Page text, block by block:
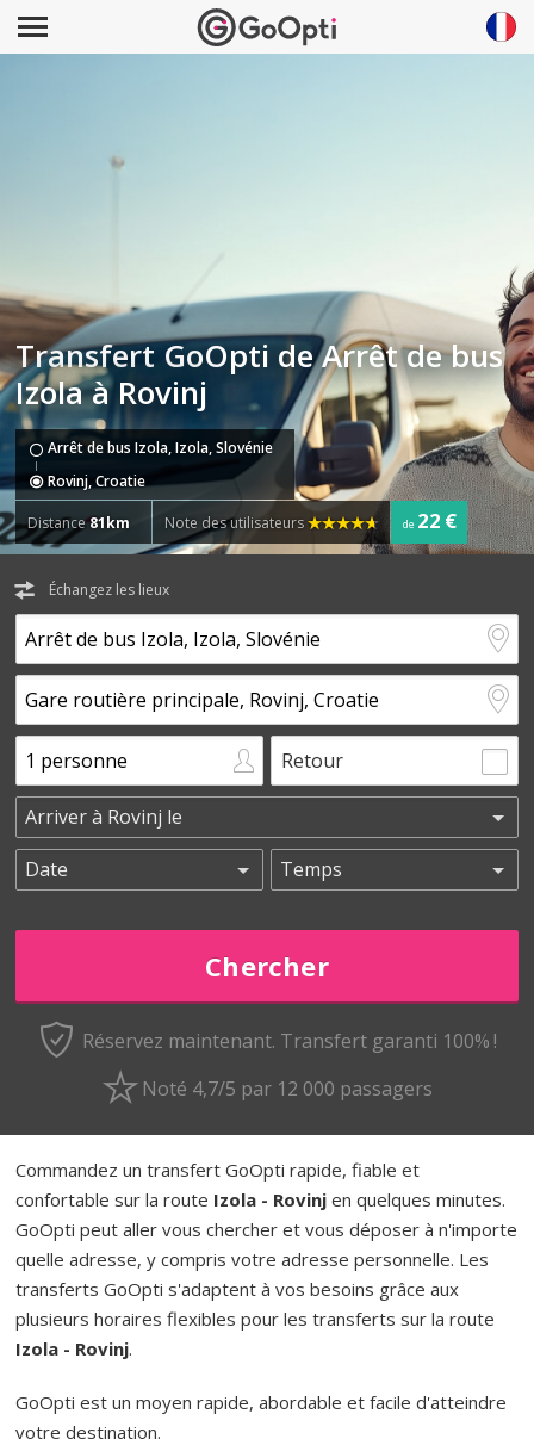
Transfert GoOpti de Arrêt de bus
Izola à Rovinj
Arrêt de bus Izola, Izola, Slovénie
Rovinj, Croatie
Distance81km Note des utilisateurs de 22 €
Échangez les lieux
Retour
Réservez maintenant. Transfert garanti 100% !
Noté 4,7/5 par 12 000 passagers
Commandez un transfert GoOpti rapide, fiable et
confortable sur la route Izola - Rovinj en quelques minutes.
GoOpti peut aller vous chercher et vous déposer à n'importe
quelle adresse, y compris votre adresse personnelle. Les
transferts GoOpti s'adaptent à vos besoins grâce aux
plusieurs horaires flexibles pour les transferts sur la route
Izola - Rovinj.
GoOpti est un moyen rapide, abordable et facile d'atteindre
votre destination.